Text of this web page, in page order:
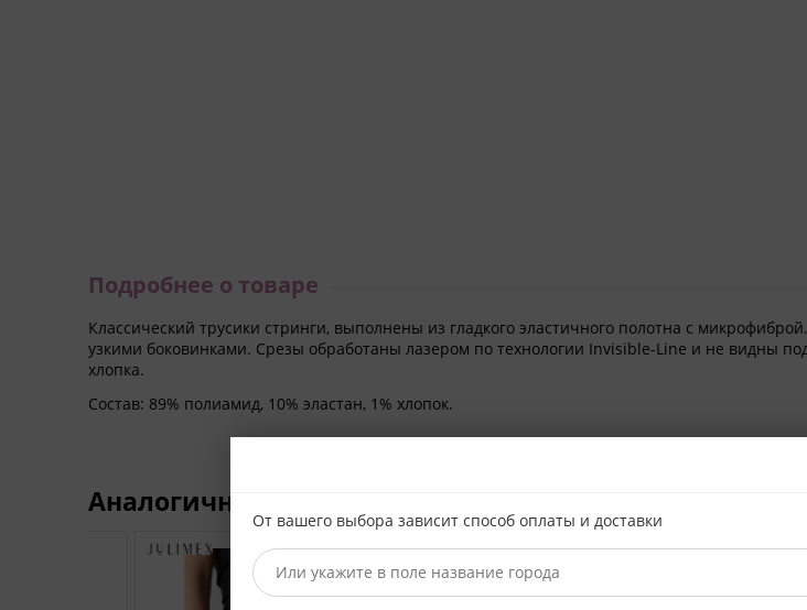
Подробнее о товаре
Классический трусики стринги, выполнены из гладкого эластичного полотна с
узкими боковинками. Срезы обработаны лазером по технологии Invisible-Line и не видны
хлопка.
Состав: 89% полиамид, 10% эластан, 1% хлопок.
Аналогичные модели
30% 30%
От вашего выбора зависит способ оплаты и доставки